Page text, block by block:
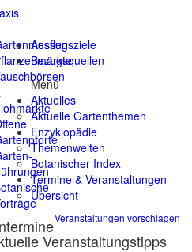
Veranstaltungen vorschlagen
Veranstaltungstipps
Ausflugsziele
Bezugsquellen
Menü
Aktuelles
Aktuelle Gartenthemen
Enzyklopädie
Themenwelten
Botanischer Index
Termine & Veranstaltungen
Übersicht